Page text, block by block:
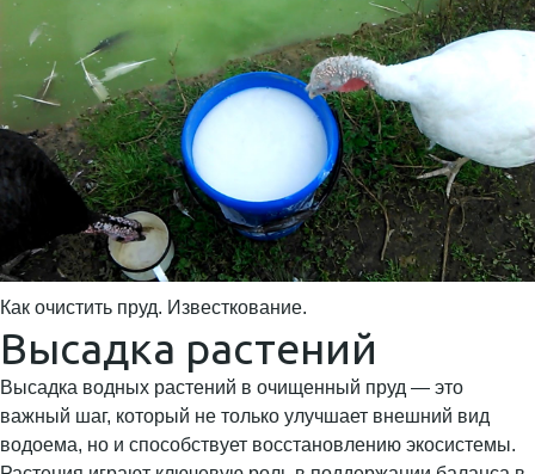
Как очистить пруд. Известкование.
Высадка растений
Высадка водных растений в очищенный пруд — это
важный шаг, который не только улучшает внешний вид
водоема, но и способствует восстановлению экосистемы.